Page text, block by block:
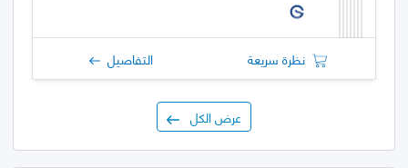
نظرة سريعة التفاصيل
عرض الكل